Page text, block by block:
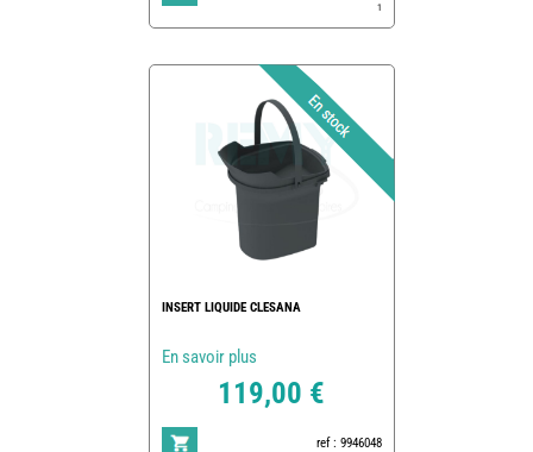
1
INSERT LIQUIDE CLESANA
En savoir plus
119,00 €
ref : 9946048